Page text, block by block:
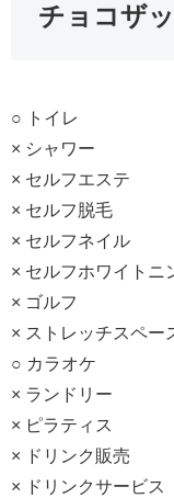
チョコザ
○ トイレ
× シャワー
× セルフエステ
× セルフ脱毛
× セルフネイル
× セルフホワイトニ
× ゴルフ
× ストレッチスペー
○ カラオケ
× ランドリー
× ピラティス
× ドリンク販売
× ドリンクサービス